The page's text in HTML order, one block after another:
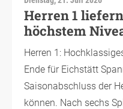
Herren 1
höchstem
Herren 1:
Ende für Eichstätt
Saisonabschluss der
können. Nach sechs